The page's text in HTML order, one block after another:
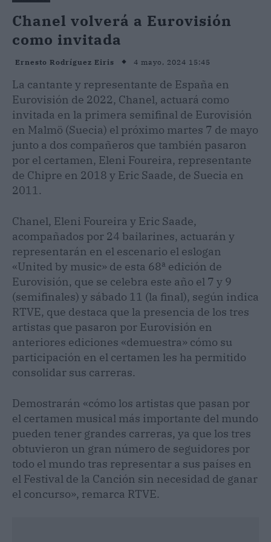
Chanel volverá a Eurovisión
como invitada
Ernesto Rodríguez Eiris 4 mayo, 2024 15:45
La cantante y representante de España en
Eurovisión de 2022, Chanel, actuará como
invitada en la primera semifinal de Eurovisión
en Malmö (Suecia) el próximo martes 7 de mayo
junto a dos compañeros que también pasaron
por el certamen, Eleni Foureira, representante
de Chipre en 2018 y Eric Saade, de Suecia en
2011.
Chanel, Eleni Foureira y Eric Saade,
acompañados por 24 bailarines, actuarán y
representarán en el escenario el eslogan
«United by music» de esta 68ª edición de
Eurovisión, que se celebra este año el 7 y 9
(semifinales) y sábado 11 (la final), según indica
RTVE, que destaca que la presencia de los tres
artistas que pasaron por Eurovisión en
anteriores ediciones «demuestra» cómo su
participación en el certamen les ha permitido
consolidar sus carreras.
Demostrarán «cómo los artistas que pasan por
el certamen musical más importante del mundo
pueden tener grandes carreras, ya que los tres
obtuvieron un gran número de seguidores por
todo el mundo tras representar a sus países en
el Festival de la Canción sin necesidad de ganar
el concurso», remarca RTVE.